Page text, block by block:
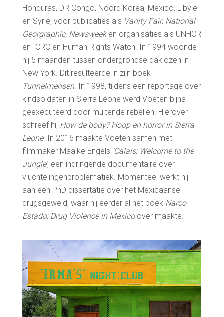
Honduras, DR Congo, Noord Korea, Mexico, Libyië
en Syrië, voor publicaties als Vanity Fair, National
Georgraphic, Newsweeken organisaties als UNHCR
en ICRC en Human Rights Watch. In 1994 woonde
hij 5 maanden tussen ondergrondse daklozen in
New York. Dit resulteerde in zijn boek
Tunnelmensen. In 1998, tijdens een reportage over
kindsoldaten in Sierra Leone werd Voeten bijna
geëxecuteerd door muitende rebellen. Hierover
schreef hij How de body? Hoop en horror in Sierra
Leone. In 2016 maakte Voeten samen met
filmmaker Maaike Engels ‘Calais: Welcome to the
Jungle’, een indringende documentaire over
vluchtelingenproblematiek. Momenteel werkt hij
aan een PhD dissertatie over het Mexicaanse
drugsgeweld, waar hij eerder al het boek Narco
Estado: Drug Violence in Mexicoover maakte.